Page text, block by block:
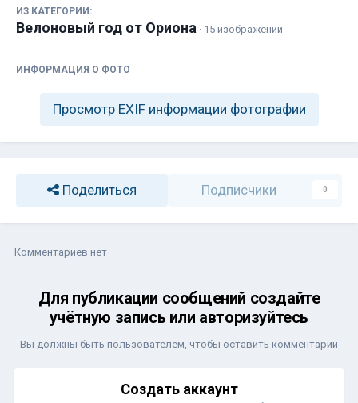
ИЗ КАТЕГОРИИ:
Велоновый год от Ориона · 15 изображений
ИНФОРМАЦИЯ О ФОТО
Просмотр EXIF информации фотографии
Поделиться Подписчики 0
Комментариев нет
Для публикации сообщений создайте
учётную запись или авторизуйтесь
Вы должны быть пользователем, чтобы оставить комментарий
Создать аккаунт